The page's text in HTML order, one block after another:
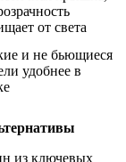
от света
и не бьющиеся
удобнее в
из ключевых